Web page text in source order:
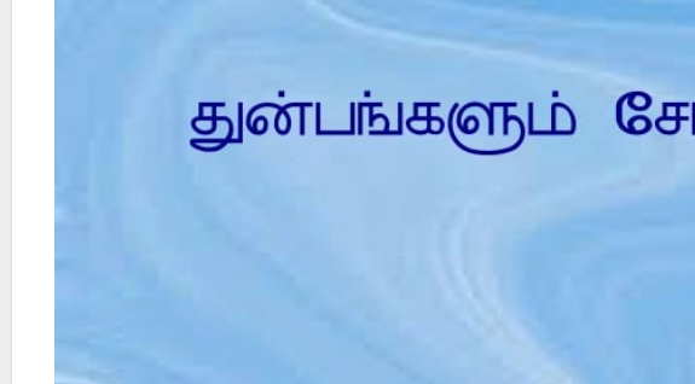
Did Jesus Resurrect on Sunday or Monday? Is